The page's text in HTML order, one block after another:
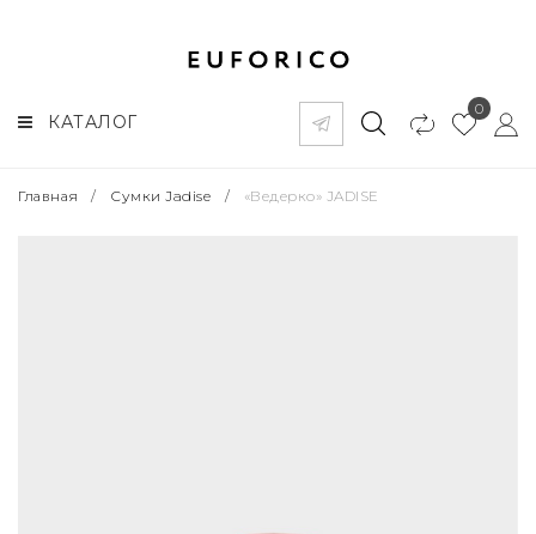
КАТАЛОГ
0
Главная / Сумки Jadise / «Ведерко» JADISE